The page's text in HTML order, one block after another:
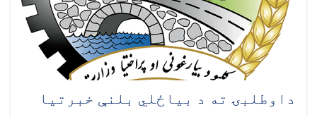
داوطلبۍ ته د بیاځلي بلنې خبرتیا